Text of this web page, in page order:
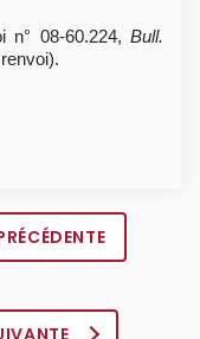
08-60.224, Bull.